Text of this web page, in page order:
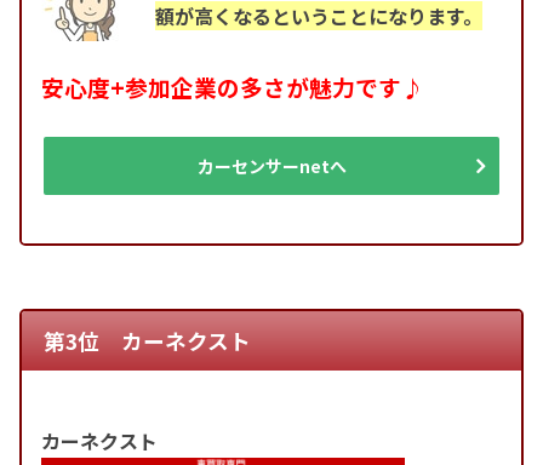
額が高くなるということになります。
安心度+参加企業の多さが魅力です♪
カーセンサーnetへ
第3位 カーネクスト
カーネクスト